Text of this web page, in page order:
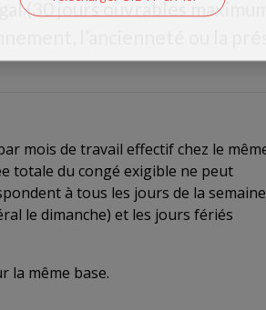
(30 jours ouvrables
mois de travail effectif chez le
totale du congé exigible ne peut
à tous les jours de la semaine
le dimanche) et les jours fériés
la même base.